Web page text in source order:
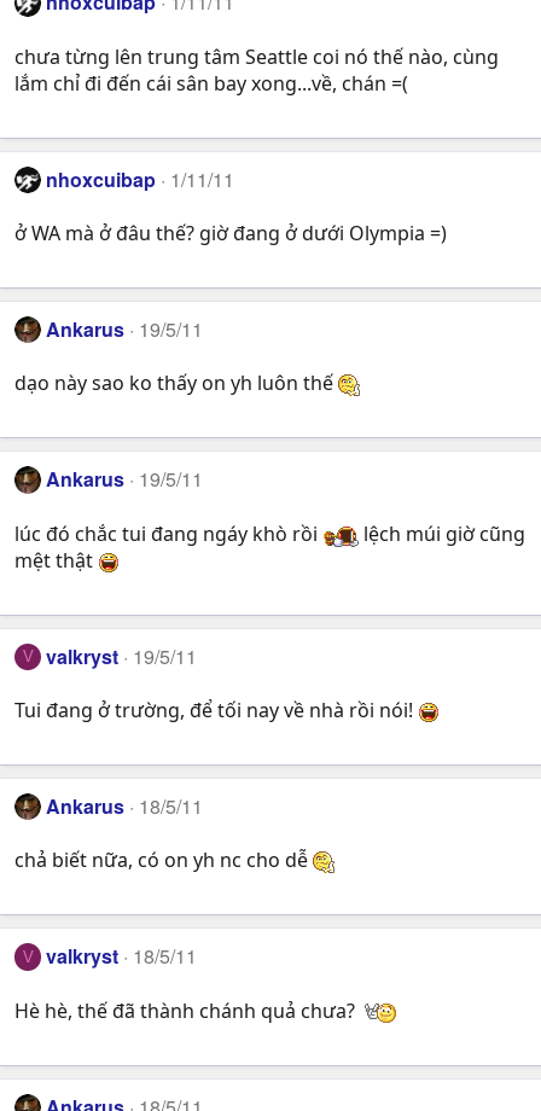
chưa từng lên trung tâm Seattle coi nó thế nào, cùng
lắm chỉ đi đến cái sân bay xong...về, chán =(
nhoxcuibap 1/11/11
ở WA mà ở đâu thế? giờ đang ở dưới Olympia =)
Ankarus 19/5/11
dạo này sao ko thấy on yh luôn thế
Ankarus 19/5/11
lúc đó chắc tui đang ngáy khò rồi
lệch múi giờ cũng
mệt thật
V valkryst 19/5/11
Tui đang ở trường, để tối nay về nhà rồi nói!
Ankarus 18/5/11
chả biết nữa, có on yh nc cho dễ
V valkryst 18/5/11
Hè hè, thế đã thành chánh quả chưa?